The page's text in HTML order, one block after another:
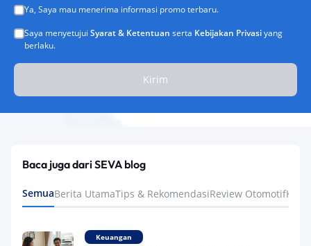
Ya, Saya mau menerima informasi promo terbaru.
Saya menyetujui Syarat & Ketentuan serta Kebijakan Privasiyang
berlaku.
Kirim
Baca juga dari SEVA blog
SemuaBerita UtamaTips & RekomendasiReview Otomotif
Keuangan